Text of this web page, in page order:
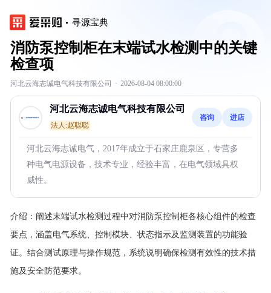
寻源宝典
消防泵控制柜在末端试水检测中的关键
检查项
河北云海志诚电气科技有限公司 · 2026-08-04 08:00:00
河北云海志诚电气科技有限公司
法人:赵聪聪
咨询 进店
河北云海志诚电气，2017年成立于石家庄鹿泉区，专营多
种电气电源设备，技术专业，经验丰富，在电气领域具权
威性。
介绍： 阐述末端试水检测过程中对消防泵控制柜各核心组件的检查
要点，涵盖电气系统、控制模块、状态指示及监测装置的功能验
证。结合测试原理与操作规范，系统说明确保检测有效性的技术措
施及安全防范要求。